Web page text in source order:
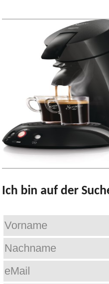
Ich bin auf der